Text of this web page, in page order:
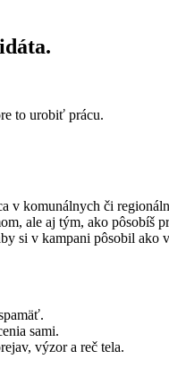
to urobiť prácu.
v komunálnych či
ale aj tým, ako pôsobíš
si v kampani pôsobil ako
sami.
výzor a reč tela.